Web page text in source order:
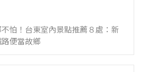
怕！台東室內景點推薦８處：新
便當故鄉